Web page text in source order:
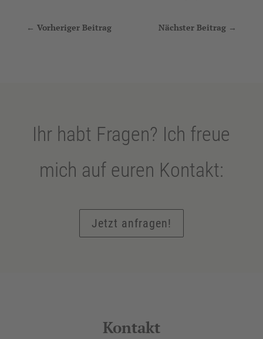
← Vorheriger Beitrag Nächster Beitrag →
Ihr habt Fragen? Ich freue
mich auf euren Kontakt:
Jetzt anfragen!
Kontakt